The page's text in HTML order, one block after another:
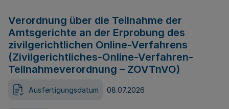
Verordnung über die Teilnahme der
Amtsgerichte an der Erprobung des
zivilgerichtlichen Online-Verfahrens
(Zivilgerichtliches-Online-Verfahren-
Teilnahmeverordnung – ZOVTnVO)
Ausfertigungsdatum 08.07.2026